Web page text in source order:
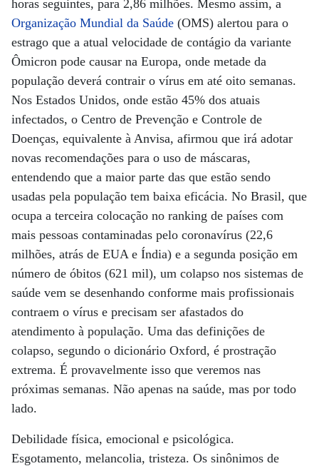
horas seguintes, para 2,86 milhões. Mesmo assim, a
Organização Mundial da Saúde (OMS) alertou para o
estrago que a atual velocidade de contágio da variante
Ômicron pode causar na Europa, onde metade da
população deverá contrair o vírus em até oito semanas.
Nos Estados Unidos, onde estão 45% dos atuais
infectados, o Centro de Prevenção e Controle de
Doenças, equivalente à Anvisa, afirmou que irá adotar
novas recomendações para o uso de máscaras,
entendendo que a maior parte das que estão sendo
usadas pela população tem baixa eficácia. No Brasil, que
ocupa a terceira colocação no ranking de países com
mais pessoas contaminadas pelo coronavírus (22,6
milhões, atrás de EUA e Índia) e a segunda posição em
número de óbitos (621 mil), um colapso nos sistemas de
saúde vem se desenhando conforme mais profissionais
contraem o vírus e precisam ser afastados do
atendimento à população. Uma das definições de
colapso, segundo o dicionário Oxford, é prostração
extrema. É provavelmente isso que veremos nas
próximas semanas. Não apenas na saúde, mas por todo
lado.
Debilidade física, emocional e psicológica.
Esgotamento, melancolia, tristeza. Os sinônimos de